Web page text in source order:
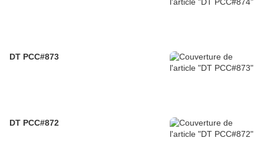
DT PCC#873
DT PCC#872